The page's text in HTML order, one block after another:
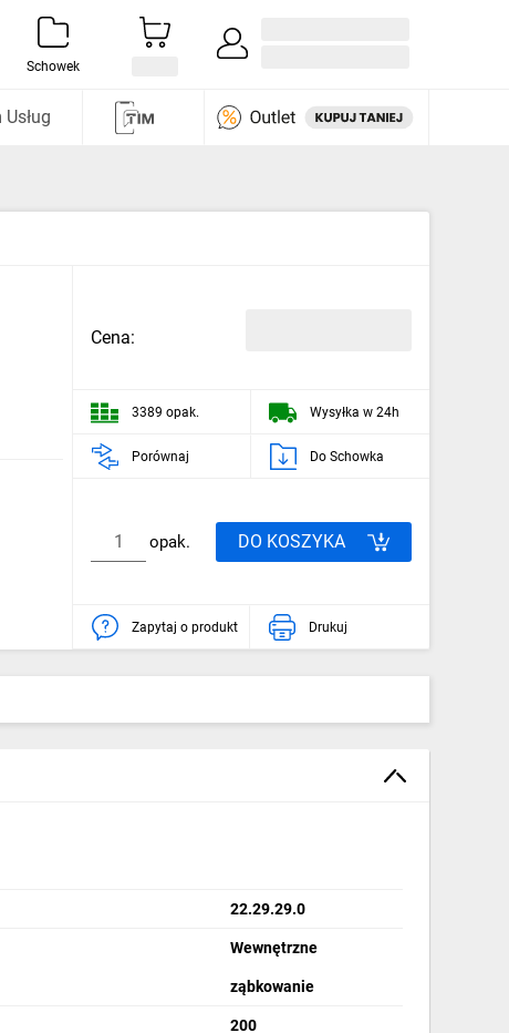
Schowek
Cena:
3389 opak. Wysyłka w 24h
Porównaj Do Schowka
opak. DO KOSZYKA
Zapytaj o produkt Drukuj
22.29.29.0
Wewnętrzne
ząbkowanie
200